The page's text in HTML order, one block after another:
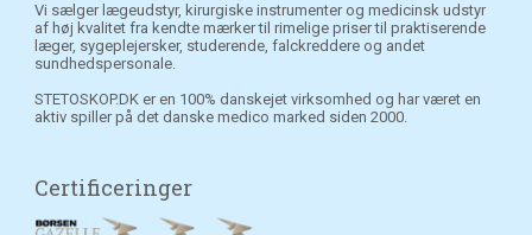
Vi sælger lægeudstyr, kirurgiske instrumenter og medicinsk udstyr
af høj kvalitet fra kendte mærker til rimelige priser til praktiserende
læger, sygeplejersker, studerende, falckreddere og andet
sundhedspersonale.
STETOSKOP.DK er en 100% danskejet virksomhed og har været en
aktiv spiller på det danske medico marked siden 2000.
Certificeringer